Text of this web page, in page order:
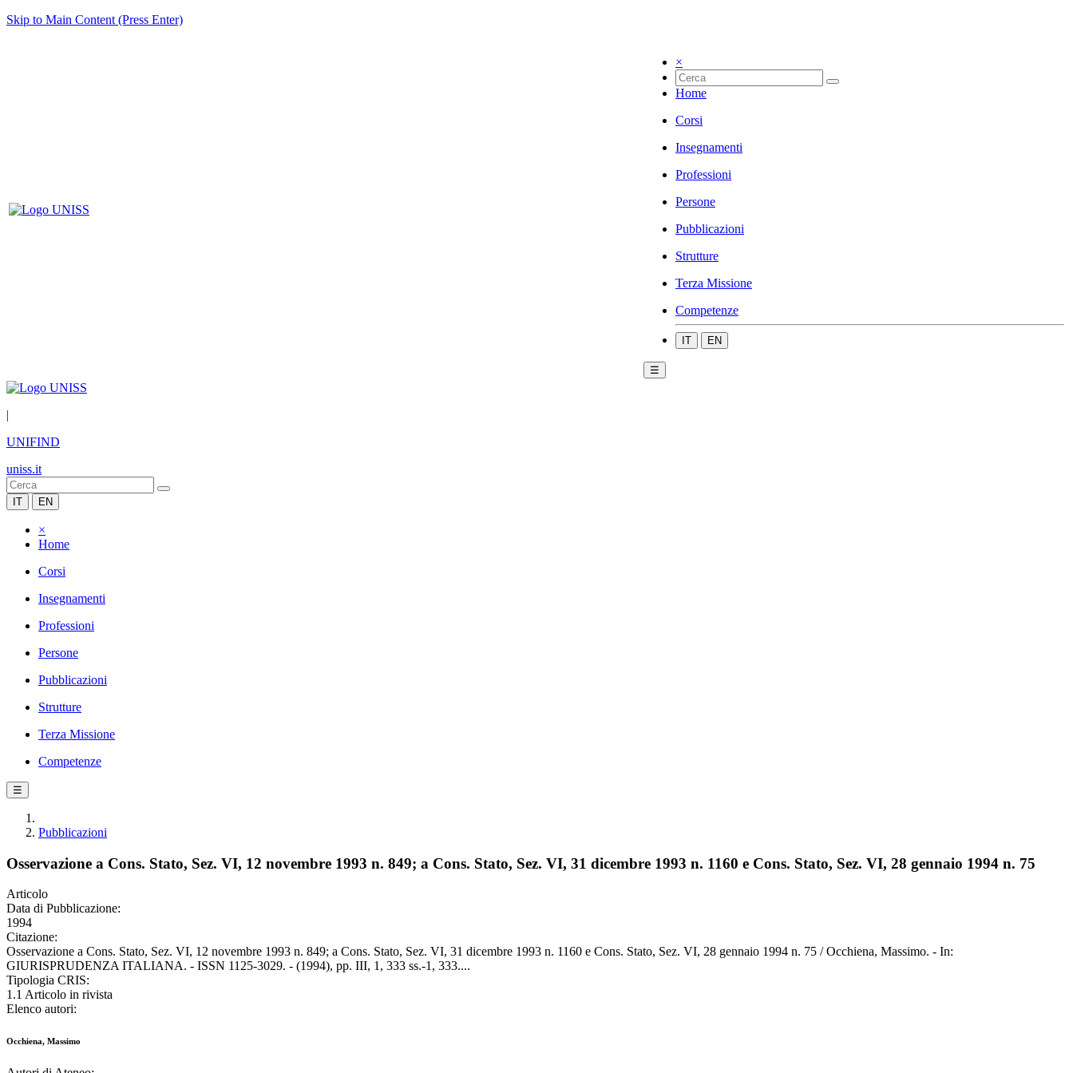
Skip to Main Content (Press Enter)
×
Home
Corsi
Insegnamenti
Professioni
Persone
Pubblicazioni
Strutture
Terza Missione
Competenze
IT EN
☰
|
UNIFIND
uniss.it
IT EN
×
Home
Corsi
Insegnamenti
Professioni
Persone
Pubblicazioni
Strutture
Terza Missione
Competenze
☰
Pubblicazioni
Osservazione a Cons. Stato, Sez. VI, 12 novembre 1993 n. 849; a Cons. Stato, Sez. VI, 31 dicembre 1993 n. 1160 e Cons. Stato, Sez. VI, 28 gennaio 1994 n. 75
Articolo
Data di Pubblicazione:
1994
Citazione:
Osservazione a Cons. Stato, Sez. VI, 12 novembre 1993 n. 849; a Cons. Stato, Sez. VI, 31 dicembre 1993 n. 1160 e Cons. Stato, Sez. VI, 28 gennaio 1994 n. 75 / Occhiena, Massimo. - In:
GIURISPRUDENZA ITALIANA. - ISSN 1125-3029. - (1994), pp. III, 1, 333 ss.-1, 333....
Tipologia CRIS:
1.1 Articolo in rivista
Elenco autori:
Occhiena, Massimo